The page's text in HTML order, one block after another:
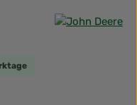
von 5 Sternen